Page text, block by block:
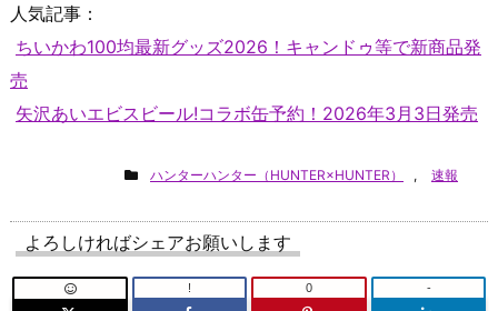
人気記事：
ちいかわ100均最新グッズ2026！キャンドゥ等で新商品発
売
矢沢あいエビスビール!コラボ缶予約！2026年3月3日発売
ハンターハンター（HUNTER×HUNTER） , 速報
よろしければシェアお願いします
! 0 -